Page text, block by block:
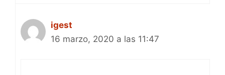
igest
16 marzo, 2020 a las 11:47